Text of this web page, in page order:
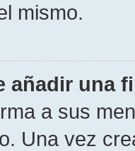
mismo.
añadir una
a sus
Una vez